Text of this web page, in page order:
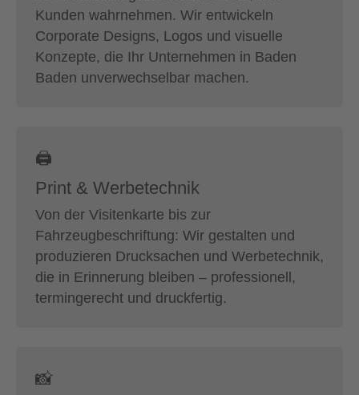
Kunden wahrnehmen. Wir entwickeln
Corporate Designs, Logos und visuelle
Konzepte, die Ihr Unternehmen in Baden
Baden unverwechselbar machen.
🖨
Print & Werbetechnik
Von der Visitenkarte bis zur
Fahrzeugbeschriftung: Wir gestalten und
produzieren Drucksachen und Werbetechnik,
die in Erinnerung bleiben – professionell,
termingerecht und druckfertig.
📸